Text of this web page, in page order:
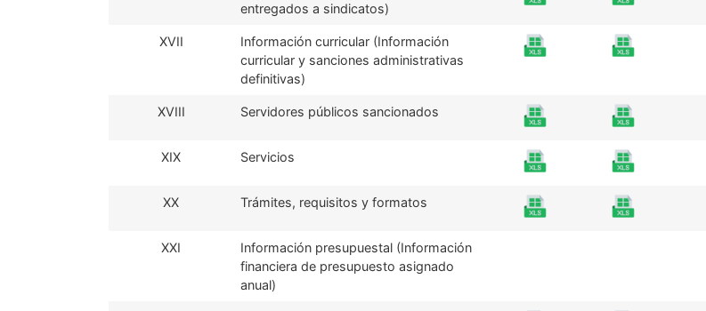
entregados a sindicatos)
XVII
Información curricular (Información
curricular y sanciones administrativas
definitivas)
XVIII Servidores públicos sancionados
XIX Servicios
XX Trámites, requisitos y formatos
XXI
Información presupuestal (Información
financiera de presupuesto asignado
anual)